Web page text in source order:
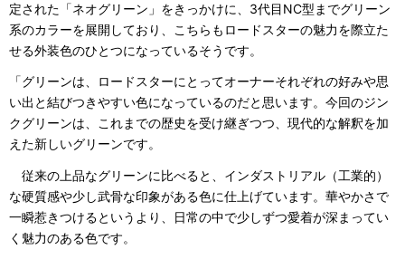
定された「ネオグリーン」をきっかけに、3代目NC型までグリーン
系のカラーを展開しており、こちらもロードスターの魅力を際立た
せる外装色のひとつになっているそうです。
「グリーンは、ロードスターにとってオーナーそれぞれの好みや思
い出と結びつきやすい色になっているのだと思います。今回のジン
クグリーンは、これまでの歴史を受け継ぎつつ、現代的な解釈を加
えた新しいグリーンです。
従来の上品なグリーンに比べると、インダストリアル（工業的）
な硬質感や少し武骨な印象がある色に仕上げています。華やかさで
一瞬惹きつけるというより、日常の中で少しずつ愛着が深まってい
く魅力のある色です。